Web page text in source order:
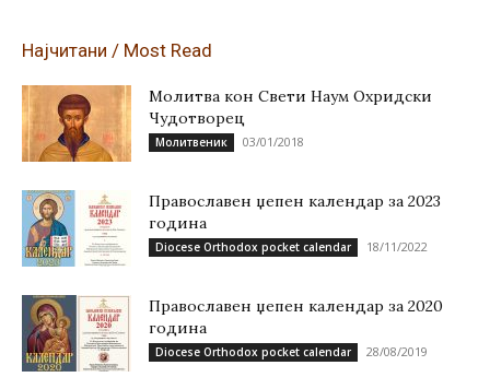
Најчитани / Most Read
Молитва кон Свети Наум Охридски
Чудотворец
Молитвеник 03/01/2018
Православен џепен календар за 2023
година
Diocese Orthodox pocket calendar 18/11/2022
Православен џепен календар за 2020
година
Diocese Orthodox pocket calendar 28/08/2019